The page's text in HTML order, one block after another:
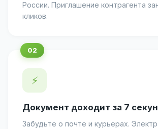
России. Приглашение контрагента
кликов.
⚡
Документ доходит за 7
Забудьте о почте и курьерах.